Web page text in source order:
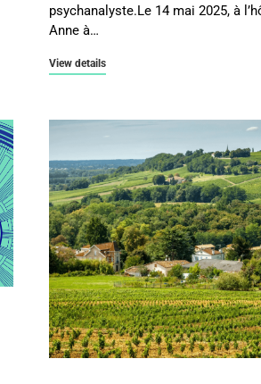
psychanalyste.Le 14 mai 2025, à
Anne à…
View details